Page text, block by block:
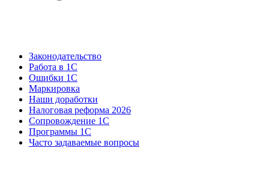
Законодательство
Работа в 1С
Ошибки 1С
Маркировка
Наши доработки
Налоговая реформа 2026
Сопровождение 1С
Программы 1С
Часто задаваемые вопросы